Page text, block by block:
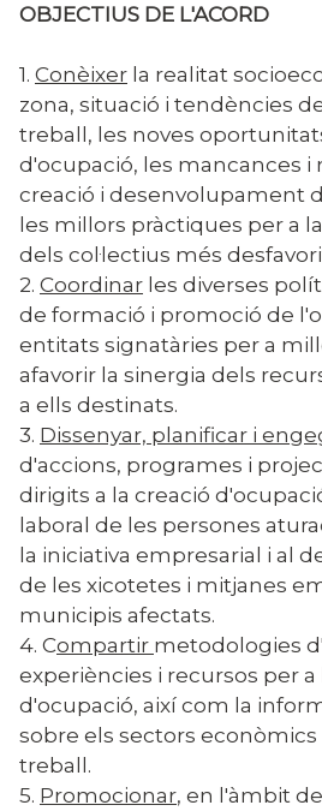
OBJECTIUS DE L'ACORD
1. Conèixer la realitat
zona, situació i tendències
treball, les noves
d'ocupació, les mancances i
creació i desenvolupament
les millors pràctiques per a
dels col·lectius més
2. Coordinar les diverses
de formació i promoció de
entitats signatàries per a
afavorir la sinergia dels
a ells destinats.
3. Dissenyar, planificar i
d'accions, programes i
dirigits a la creació
laboral de les persones
la iniciativa empresarial i al
de les xicotetes i mitjanes
municipis afectats.
4. Compartir metodologies
experiències i recursos per a
d'ocupació, així com la
sobre els sectors
treball.
5. Promocionar, en l'àmbit